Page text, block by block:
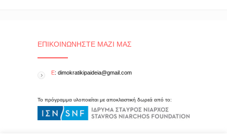
ΕΠΙΚΟΙΝΩΝΉΣΤΕ ΜΑΖΊ ΜΑΣ
E: dimokratikipaideia@gmail.com
Το πρόγραμμα υλοποιείται με αποκλειστική δωρεά από το: